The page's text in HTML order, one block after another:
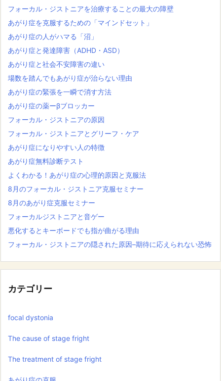
フォーカル・ジストニアを治療することの最大の障壁
あがり症を克服するための「マインドセット」
あがり症の人がハマる「沼」
あがり症と発達障害（ADHD・ASD）
あがり症と社会不安障害の違い
場数を踏んでもあがり症が治らない理由
あがり症の緊張を一瞬で消す方法
あがり症の薬ーβブロッカー
フォーカル・ジストニアの原因
フォーカル・ジストニアとグリーフ・ケア
あがり症になりやすい人の特徴
あがり症無料診断テスト
よくわかる！あがり症の心理的原因と克服法
8月のフォーカル・ジストニア克服セミナー
8月のあがり症克服セミナー
フォーカルジストニアと音ゲー
悪化するとキーボードでも指が曲がる理由
フォーカル・ジストニアの隠された原因–期待に応えられない恐怖
カテゴリー
focal dystonia
The cause of stage fright
The treatment of stage fright